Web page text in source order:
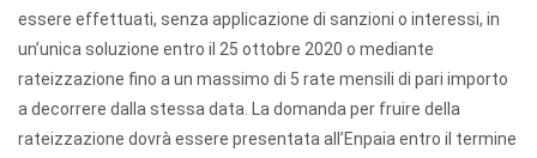
essere effettuati, senza applicazione di sanzioni o interessi, in
un’unica soluzione entro il 25 ottobre 2020 o mediante
rateizzazione fino a un massimo di 5 rate mensili di pari importo
a decorrere dalla stessa data. La domanda per fruire della
rateizzazione dovrà essere presentata all’Enpaia entro il termine